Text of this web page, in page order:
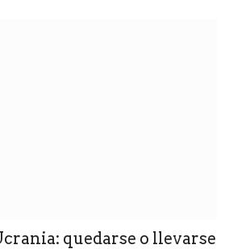
quedarse o llevarse